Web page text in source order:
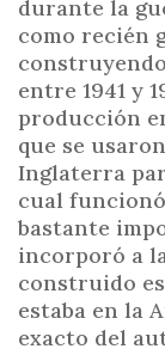
durante la
como recién
entre 1941 y
producción
que se
Inglaterra
cual
bastante
incorporó a
construido
estaba en la
exacto del